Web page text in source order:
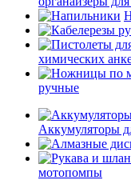
химических
ручные
Аккумуляторы
мотопомпы